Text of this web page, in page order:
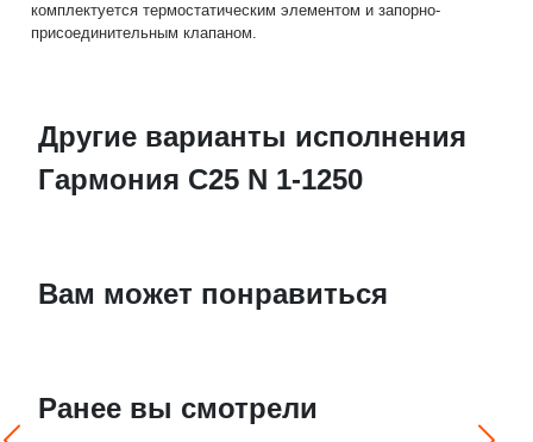
комплектуется термостатическим элементом и запорно-
присоединительным клапаном.
Другие варианты исполнения
Гармония С25 N 1-1250
Вам может понравиться
Ранее вы смотрели